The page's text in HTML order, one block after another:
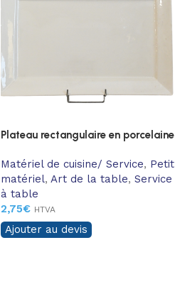
Plateau rectangulaire en porcelaine
Matériel de cuisine/ Service, Petit
matériel, Art de la table, Service
à table
2,75€ HTVA
Ajouter au devis